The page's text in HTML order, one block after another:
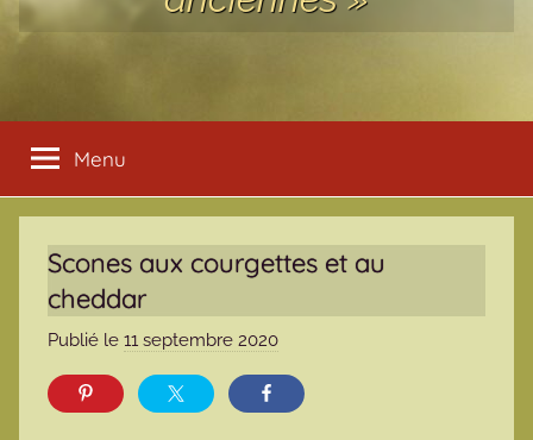
Menu
Scones aux courgettes et au
cheddar
Publié le 11 septembre 2020
a